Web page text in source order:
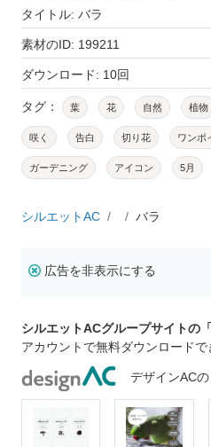
タイトル: バラ
素材のID: 199211
ダウンロード: 10回
タグ： 葉 花 自然 植物
咲く 告白 切り花 ワンポ
ガーデニング アイコン 5月
シルエットAC バラ
広告を非表示にする
シルエットACグループサイトの
アカウントで無料ダウンロードで
デザインAC